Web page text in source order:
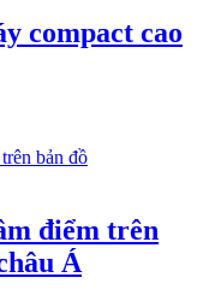
compact cao
điểm trên
Á